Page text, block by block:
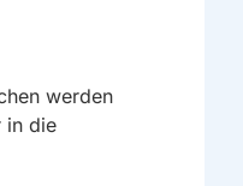
werden
in die